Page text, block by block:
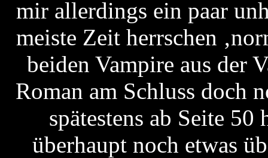
mir allerdings ein paar
meiste Zeit herrschen
beiden Vampire aus der
Roman am Schluss doch
spätestens ab Seite
überhaupt noch etwas